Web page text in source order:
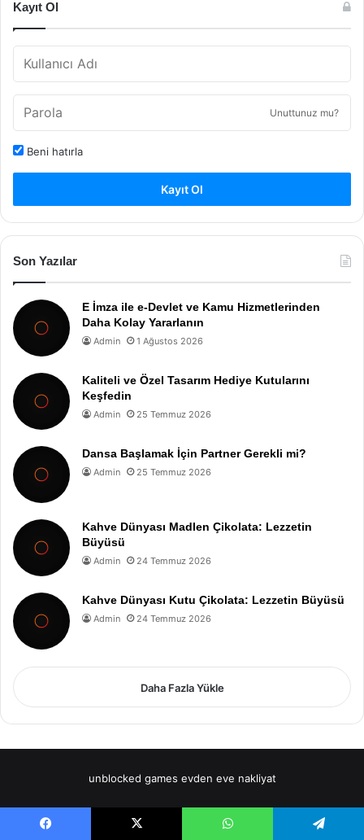
Kayıt Ol
Unuttunuz mu?
Beni hatırla
Kayıt Ol
Son Yazılar
E İmza ile e-Devlet ve Kamu Hizmetlerinden
Daha Kolay Yararlanın
Admin 1 Ağustos 2026
Kaliteli ve Özel Tasarım Hediye Kutularını
Keşfedin
Admin 25 Temmuz 2026
Dansa Başlamak İçin Partner Gerekli mi?
Admin 25 Temmuz 2026
Kahve Dünyası Madlen Çikolata: Lezzetin
Büyüsü
Admin 24 Temmuz 2026
Kahve Dünyası Kutu Çikolata: Lezzetin Büyüsü
Admin 24 Temmuz 2026
Daha Fazla Yükle
unblocked games evden eve nakliyat